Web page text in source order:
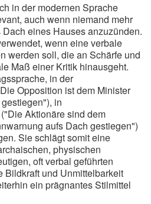
in der modernen Sprache
auch wenn niemand mehr
eines Hauses anzuzünden.
wenn eine verbale
werden soll, die an Schärfe und
Maß einer Kritik hinausgeht.
in der
Opposition ist dem Minister
in
Aktionäre sind dem
aufs Dach gestiegen")
Sie schlägt somit eine
physischen
oft verbal geführten
Bildkraft und Unmittelbarkeit
ein prägnantes Stilmittel